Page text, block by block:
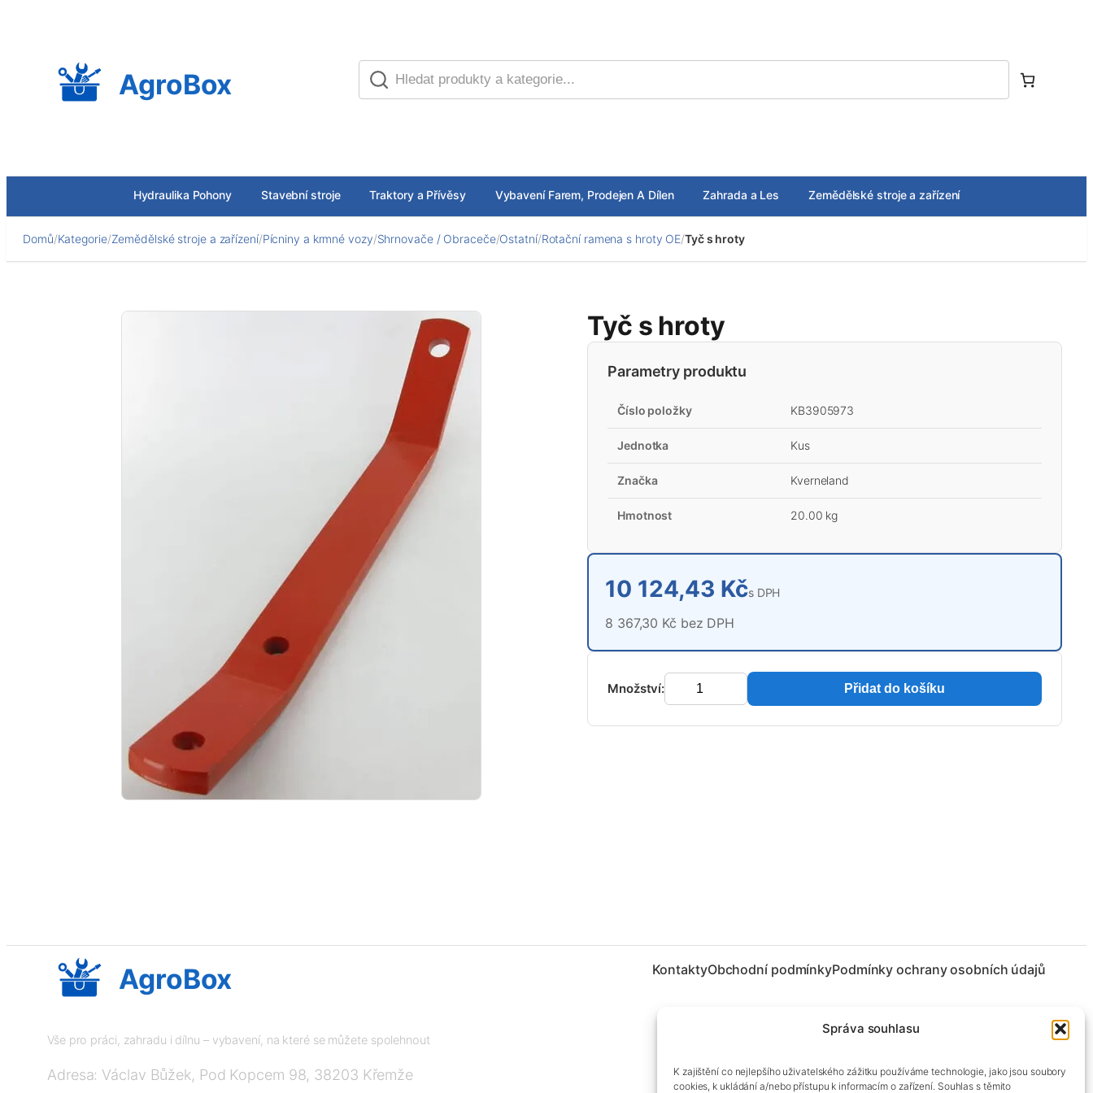
Správa souhlasu
K zajištění co nejlepšího uživatelského zážitku používáme technologie, jako jsou soubory
cookies, k ukládání a/nebo přístupu k informacím o zařízení. Souhlas s těmito
AgroBox
Hydraulika Pohony Stavební stroje Traktory a Přívěsy Vybavení Farem, Prodejen A Dílen Zahrada a Les Zemědělské stroje a zařízení
Domů/Kategorie/Zemědělské stroje a zařízení/Pícniny a krmné vozy/Shrnovače / Obraceče/Ostatní/Rotační ramena s hroty OE/Tyč s hroty
Tyč s hroty
Parametry produktu
Číslo položky KB3905973
Jednotka Kus
Značka Kverneland
Hmotnost 20.00 kg
10 124,43 Kčs DPH
8 367,30 Kč bez DPH
Množství: Přidat do košíku
AgroBox
Vše pro práci, zahradu i dílnu – vybavení, na které se můžete spolehnout
Adresa: Václav Bůžek, Pod Kopcem 98, 38203 Křemže
KontaktyObchodní podmínkyPodmínky ochrany osobních údajů